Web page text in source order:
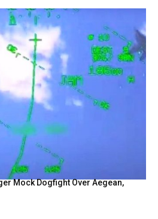
Mock Dogfight Over Aegean,